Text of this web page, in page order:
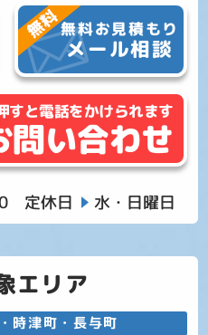
無料お見積もり
メール相談
すと電話をかけられます
問い合わせ
定休日 水・日曜日
エリア
時津町・長与町